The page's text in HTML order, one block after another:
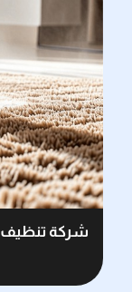
شركة تنظيف سجاد